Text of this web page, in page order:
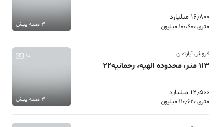
16٫800 میلیارد
متری 100٫600 میلیون 3 هفته پیش
فروش آپارتمان
113 متر، محدوده الهیه، رحمانیه22
12٫500 میلیارد
متری 110٫620 میلیون
10
3 هفته پیش